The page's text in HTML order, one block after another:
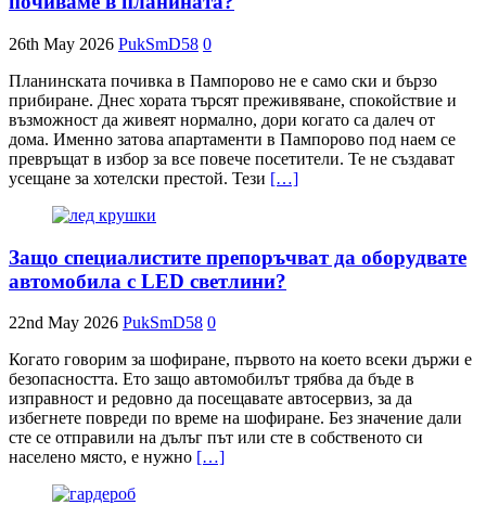
26th May 2026 PukSmD58 0
Планинската почивка в Пампорово не е само ски и бързо
прибиране. Днес хората търсят преживяване, спокойствие и
възможност да живеят нормално, дори когато са далеч от
дома. Именно затова апартаменти в Пампорово под наем се
превръщат в избор за все повече посетители. Те не създават
усещане за хотелски престой. Тези […]
Защо специалистите препоръчват да оборудвате
автомобила с LED светлини?
22nd May 2026 PukSmD58 0
Когато говорим за шофиране, първото на което всеки държи е
безопасността. Ето защо автомобилът трябва да бъде в
изправност и редовно да посещавате автосервиз, за да
избегнете повреди по време на шофиране. Без значение дали
сте се отправили на дълъг път или сте в собственото си
населено място, е нужно […]